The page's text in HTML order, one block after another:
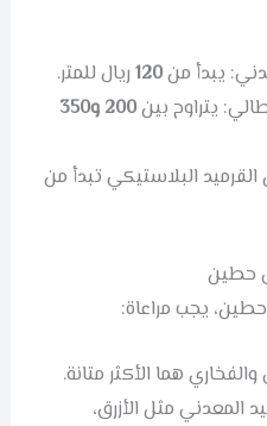
يبدأ من120ريال للمتر.
يتراوح بين200 و350
البلاستيكي تبدأ من
حطين
يجب مراعاة:
هما الأكثر متانة.
المعدني مثل الأزرق،